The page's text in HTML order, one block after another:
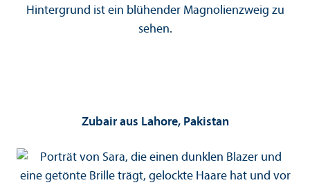
Zubair aus Lahore, Pakistan